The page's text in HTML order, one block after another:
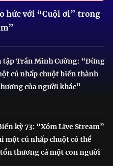
hức với “Cuội ơi” trong
tập Trần Minh Cường: “Đừng
cú nhấp chuột biến thành
của người khác”
kỳ 73: "Xóm Live Stream”
một cú nhấp chuột có thể
thương cả một con người